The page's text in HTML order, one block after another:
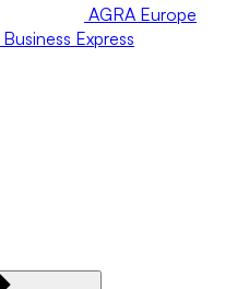
AGRA Europe
Business Express